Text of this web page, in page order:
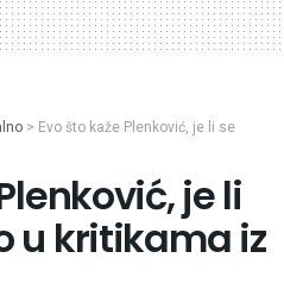
> Evo što kaže Plenković, je li se
je li
u kritikama iz